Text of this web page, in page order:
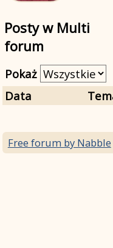
Posty w Multi
forum
Pokaż
Data
Free forum by Nabble